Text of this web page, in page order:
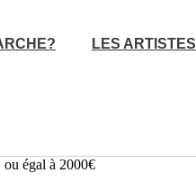
LES ARTISTES
égal à 2000€